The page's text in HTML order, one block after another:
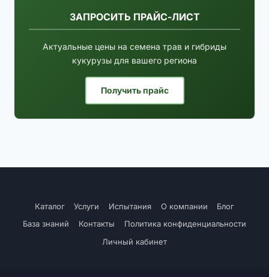
ЗАПРОСИТЬ ПРАЙС-ЛИСТ
Актуальные цены на семена трав и гибриды
кукурузы для вашего региона
Получить прайс
Каталог Услуги Испытания О компании
Блог
База знаний
Контакты
Политика конфиденциальности
Личный кабинет